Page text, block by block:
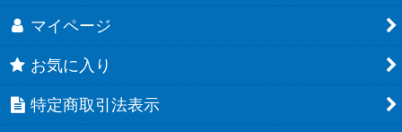
マイページ
お気に入り
特定商取引法表示